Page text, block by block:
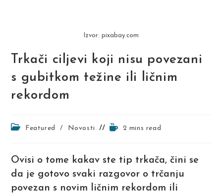
Izvor: pixabay.com
Trkači ciljevi koji nisu povezani
s gubitkom težine ili ličnim
rekordom
PostFeatured / Novosti
Reading2 mins read
Ovisi o tome kakav ste tip trkača, čini se
da je gotovo svaki razgovor o trčanju
povezan s novim ličnim rekordom ili